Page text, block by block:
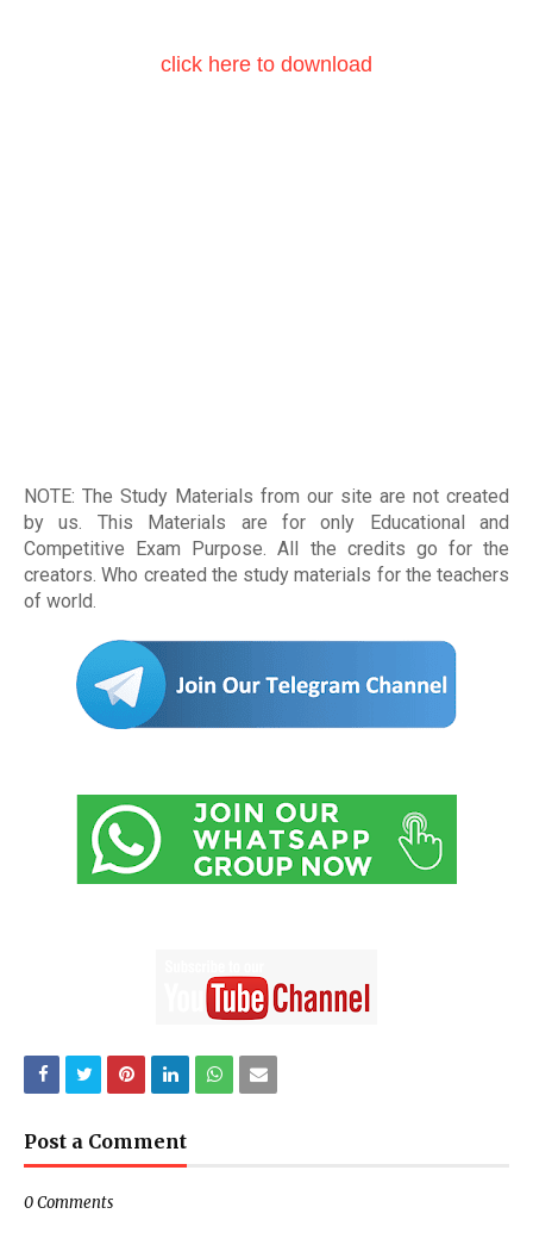
click here to download
NOTE: The Study Materials from our site are not created
by us. This Materials are for only Educational and
Competitive Exam Purpose. All the credits go for the
creators. Who created the study materials for the teachers
of world
Post a Comment
0 Comments